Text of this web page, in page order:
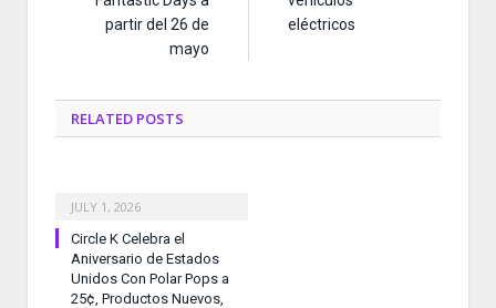
partir del 26 de
mayo
eléctricos
RELATED POSTS
JULY 1, 2026
Circle K Celebra el
Aniversario de Estados
Unidos Con Polar Pops a
25¢, Productos Nuevos,